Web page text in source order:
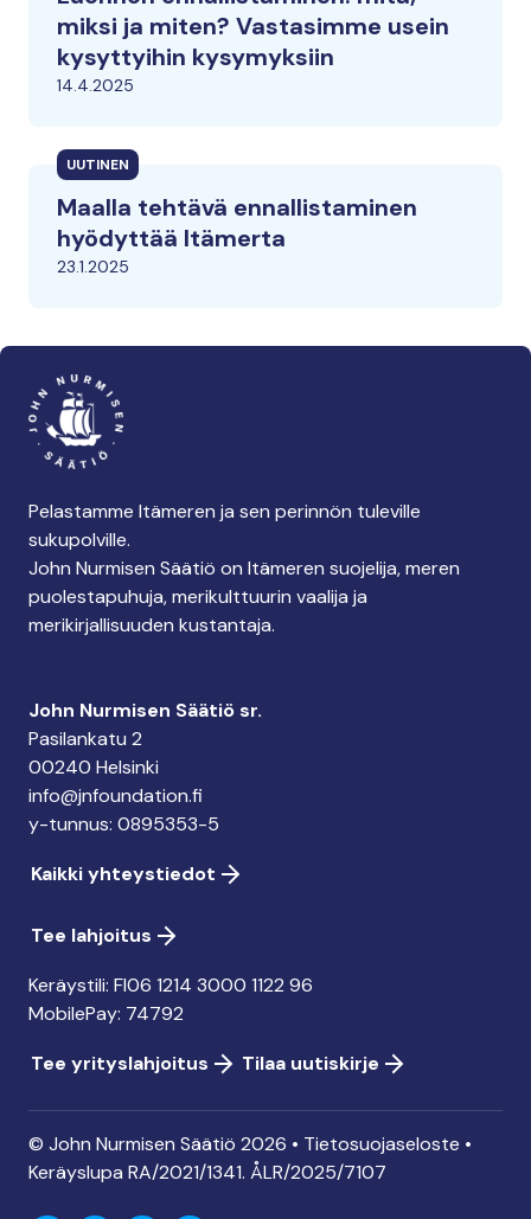
miksi ja miten? Vastasimme usein
kysyttyihin kysymyksiin
14.4.2025
UUTINEN
Maalla tehtävä ennallistaminen
hyödyttää Itämerta
23.1.2025
Pelastamme Itämeren ja sen perinnön tuleville
sukupolville.
John Nurmisen Säätiö on Itämeren suojelija, meren
puolestapuhuja, merikulttuurin vaalija ja
merikirjallisuuden kustantaja.
John Nurmisen Säätiö sr.
Pasilankatu 2
00240 Helsinki
info@jnfoundation.fi
y-tunnus: 0895353-5
Kaikki yhteystiedot
Tee lahjoitus
Keräystili: FI06 1214 3000 1122 96
MobilePay: 74792
Tee yrityslahjoitus
Tilaa uutiskirje
© John Nurmisen Säätiö 2026 • Tietosuojaseloste •
Keräyslupa RA/2021/1341. ÅLR/2025/7107